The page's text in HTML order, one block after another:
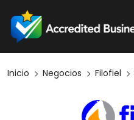
Inicio Negocios Filofiel